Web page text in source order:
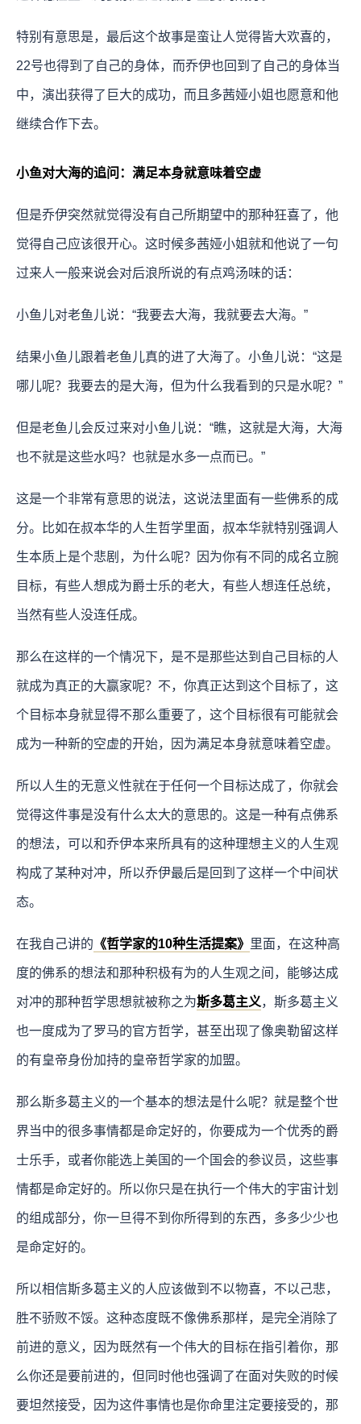
特别有意思是，最后这个故事是蛮让人觉得皆大欢喜的，
22号也得到了自己的身体，而乔伊也回到了自己的身体当
中，演出获得了巨大的成功，而且多茜娅小姐也愿意和他
继续合作下去。
小鱼对大海的追问：满足本身就意味着空虚
但是乔伊突然就觉得没有自己所期望中的那种狂喜了，他
觉得自己应该很开心。这时候多茜娅小姐就和他说了一句
过来人一般来说会对后浪所说的有点鸡汤味的话：
小鱼儿对老鱼儿说：“我要去大海，我就要去大海。”
结果小鱼儿跟着老鱼儿真的进了大海了。小鱼儿说：“这是
哪儿呢？我要去的是大海，但为什么我看到的只是水呢？”
但是老鱼儿会反过来对小鱼儿说：“瞧，这就是大海，大海
也不就是这些水吗？也就是水多一点而已。”
这是一个非常有意思的说法，这说法里面有一些佛系的成
分。比如在叔本华的人生哲学里面，叔本华就特别强调人
生本质上是个悲剧，为什么呢？因为你有不同的成名立腕
目标，有些人想成为爵士乐的老大，有些人想连任总统，
当然有些人没连任成。
那么在这样的一个情况下，是不是那些达到自己目标的人
就成为真正的大赢家呢？不，你真正达到这个目标了，这
个目标本身就显得不那么重要了，这个目标很有可能就会
成为一种新的空虚的开始，因为满足本身就意味着空虚。
所以人生的无意义性就在于任何一个目标达成了，你就会
觉得这件事是没有什么太大的意思的。这是一种有点佛系
的想法，可以和乔伊本来所具有的这种理想主义的人生观
构成了某种对冲，所以乔伊最后是回到了这样一个中间状
态。
在我自己讲的 《哲学家的10种生活提案》 里面，在这种高
度的佛系的想法和那种积极有为的人生观之间，能够达成
对冲的那种哲学思想就被称之为斯多葛主义，斯多葛主义
也一度成为了罗马的官方哲学，甚至出现了像奥勒留这样
的有皇帝身份加持的皇帝哲学家的加盟。
那么斯多葛主义的一个基本的想法是什么呢？就是整个世
界当中的很多事情都是命定好的，你要成为一个优秀的爵
士乐手，或者你能选上美国的一个国会的参议员，这些事
情都是命定好的。所以你只是在执行一个伟大的宇宙计划
的组成部分，你一旦得不到你所得到的东西，多多少少也
是命定好的。
所以相信斯多葛主义的人应该做到不以物喜，不以己悲，
胜不骄败不馁。这种态度既不像佛系那样，是完全消除了
前进的意义，因为既然有一个伟大的目标在指引着你，那
么你还是要前进的，但同时他也强调了在面对失败的时候
要坦然接受，因为这件事情也是你命里注定要接受的，那